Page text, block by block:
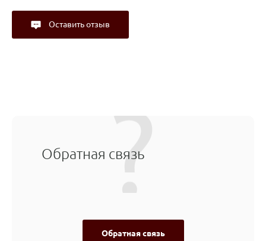
Оставить отзыв
Обратная связь
Обратная связь